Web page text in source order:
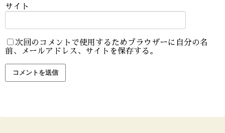
サイト
次回のコメントで使用するためブラウザーに自分の名
前、メールアドレス、サイトを保存する。